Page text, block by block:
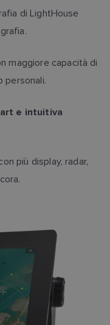
di LightHouse
maggiore capacità di
personali.
e intuitiva
più display, radar,